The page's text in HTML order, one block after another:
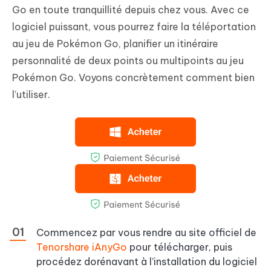
Go en toute tranquillité depuis chez vous. Avec ce
logiciel puissant, vous pourrez faire la téléportation
au jeu de Pokémon Go, planifier un itinéraire
personnalité de deux points ou multipoints au jeu
Pokémon Go. Voyons concrètement comment bien
l’utiliser.
Commencez par vous rendre au site officiel de
Tenorshare iAnyGo pour télécharger, puis
procédez dorénavant à l’installation du logiciel